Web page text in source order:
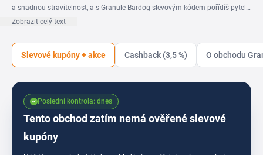
a snadnou stravitelnost, a s Granule Bardog slevovým kódem pořídíš pytel
granulí za výhodnější cenu. Na této stránce najdeš aktuální slevové kupóny,
objednávce, a uplatnit ho v košíku. Granule Bardog se zaměřuje na recepty
pro každodenní krmení čtyřnohých mazlíčků, takže s Granule Bardog slevou
doplníš zásoby granulí pro psa i kočku bez zbytečného přeplácení.
Zobrazit celý text
Slevové kupóny + akce Cashback (3,5 %) O obchodu
Tento obchod zatím nemá ověřené slevové
kupóny
Poslední kontrola: dnes